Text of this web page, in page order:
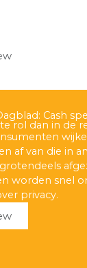
Cash
rol dan in de
af van die in
worden snel
privacy.